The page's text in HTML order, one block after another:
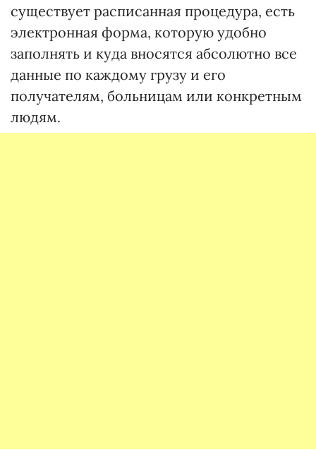
существует расписанная процедура, есть
электронная форма, которую удобно
заполнять и куда вносятся абсолютно все
данные по каждому грузу и его
получателям, больницам или конкретным
людям.